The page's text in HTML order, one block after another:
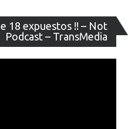
18 expuestos !! – Not
Podcast – TransMedia
de